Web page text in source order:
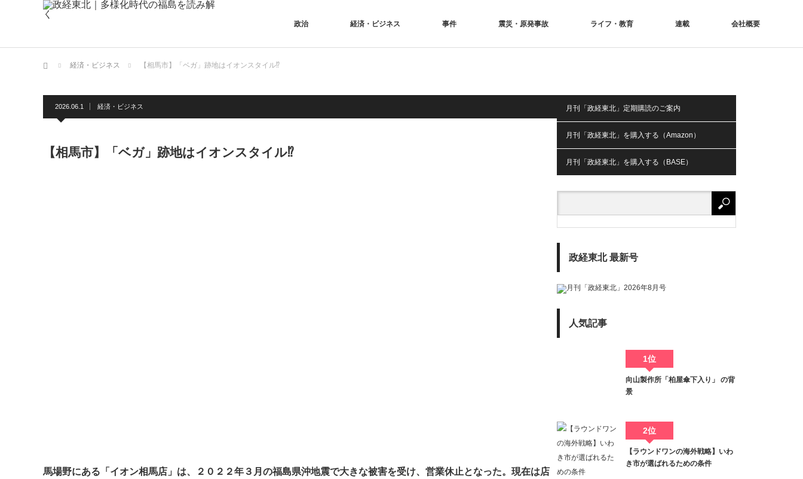
政治 経済・ビジネス 事件 震災・原発事故 ライフ・教育 連載 会社概要
ホーム 経済・ビジネス 【相馬市】「ベガ」跡地はイオンスタイル⁉
2026.06.1 経済・ビジネス
【相馬市】「ベガ」跡地はイオンスタイル⁉
馬場野にある「イオン相馬店」は、２０２２年３月の福島県沖地震で大きな被害を受け、営業休止となった。現在は店
月刊「政経東北」定期購読のご案内
月刊「政経東北」を購入する（Amazon）
月刊「政経東北」を購入する（BASE）
政経東北 最新号
人気記事
1位
向山製作所「柏屋傘下入り」 の背
景
2位
【ラウンドワンの海外戦略】いわ
き市が選ばれるための条件